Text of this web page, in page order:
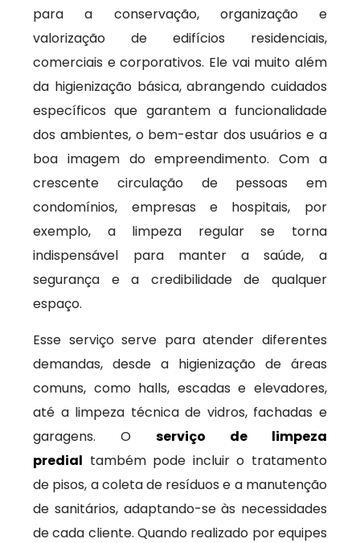
para a conservação, organização e
valorização de edifícios residenciais,
comerciais e corporativos. Ele vai muito além
da higienização básica, abrangendo cuidados
específicos que garantem a funcionalidade
dos ambientes, o bem-estar dos usuários e a
boa imagem do empreendimento. Com a
crescente circulação de pessoas em
condomínios, empresas e hospitais, por
exemplo, a limpeza regular se torna
indispensável para manter a saúde, a
segurança e a credibilidade de qualquer
espaço.
Esse serviço serve para atender diferentes
demandas, desde a higienização de áreas
comuns, como halls, escadas e elevadores,
até a limpeza técnica de vidros, fachadas e
garagens. O serviço de limpeza
predial também pode incluir o tratamento
de pisos, a coleta de resíduos e a manutenção
de sanitários, adaptando-se às necessidades
de cada cliente. Quando realizado por equipes